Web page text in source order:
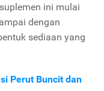
ini mulai
dengan
sediaan yang
Perut Buncit dan